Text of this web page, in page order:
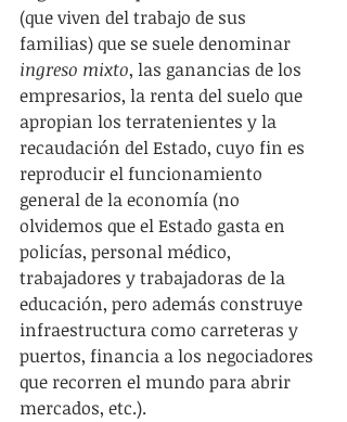
(que viven del trabajo de sus
familias) que se suele denominar
ingreso mixto, las ganancias de los
empresarios, la renta del suelo que
apropian los terratenientes y la
recaudación del Estado, cuyo fin es
reproducir el funcionamiento
general de la economía (no
olvidemos que el Estado gasta en
policías, personal médico,
trabajadores y trabajadoras de la
educación, pero además construye
infraestructura como carreteras y
puertos, financia a los negociadores
que recorren el mundo para abrir
mercados, etc.).